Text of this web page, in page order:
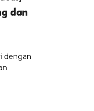
dan
dengan